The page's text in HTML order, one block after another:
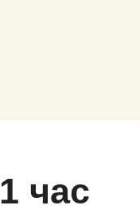
1 час